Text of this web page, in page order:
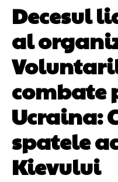
Decesul
al
combate
Ucraina:
spatele
Kievului